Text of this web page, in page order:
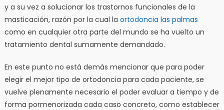
y a su vez a solucionar los trastornos funcionales de la
masticación, razón por la cual la ortodoncia las palmas
como en cualquier otra parte del mundo se ha vuelto un
tratamiento dental sumamente demandado.
En este punto no está demás mencionar que para poder
elegir el mejor tipo de ortodoncia para cada paciente, se
vuelve plenamente necesario el poder evaluar a tiempo y de
forma pormenorizada cada caso concreto, como establecer